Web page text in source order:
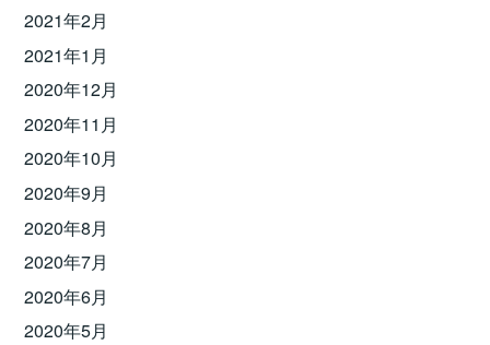
2021年2月
2021年1月
2020年12月
2020年11月
2020年10月
2020年9月
2020年8月
2020年7月
2020年6月
2020年5月